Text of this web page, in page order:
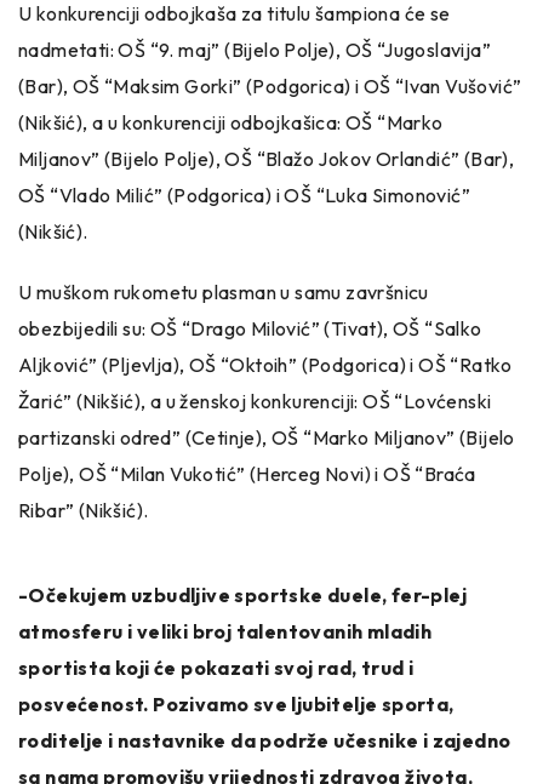
U konkurenciji odbojkaša za titulu šampiona će se
nadmetati: OŠ “9. maj” (Bijelo Polje), OŠ “Jugoslavija”
(Bar), OŠ “Maksim Gorki” (Podgorica) i OŠ “Ivan Vušović”
(Nikšić), a u konkurenciji odbojkašica: OŠ “Marko
Miljanov” (Bijelo Polje), OŠ “Blažo Jokov Orlandić” (Bar),
OŠ “Vlado Milić” (Podgorica) i OŠ “Luka Simonović”
(Nikšić).
U muškom rukometu plasman u samu završnicu
obezbijedili su: OŠ “Drago Milović” (Tivat), OŠ “Salko
Aljković” (Pljevlja), OŠ “Oktoih” (Podgorica) i OŠ “Ratko
Žarić” (Nikšić), a u ženskoj konkurenciji: OŠ “Lovćenski
partizanski odred” (Cetinje), OŠ “Marko Miljanov” (Bijelo
Polje), OŠ “Milan Vukotić” (Herceg Novi) i OŠ “Braća
Ribar” (Nikšić).
-Očekujem uzbudljive sportske duele, fer-plej
atmosferu i veliki broj talentovanih mladih
sportista koji će pokazati svoj rad, trud i
posvećenost. Pozivamo sve ljubitelje sporta,
roditelje i nastavnike da podrže učesnike i zajedno
sa nama promovišu vrijednosti zdravog života,